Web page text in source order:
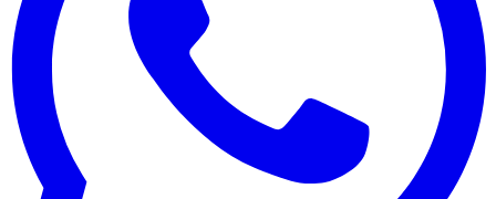
Santos